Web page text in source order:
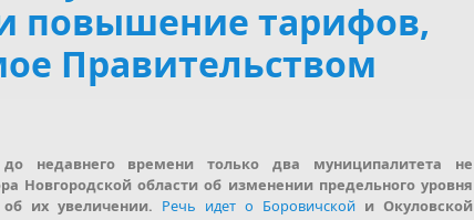
повышение тарифов,
Правительством
недавнего времени только два муниципалитета не
Новгородской области об изменении предельного уровня
их увеличении. Речь идет о Боровичской и Окуловской